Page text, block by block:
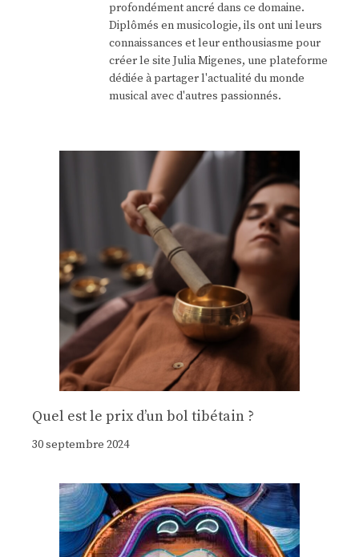
profondément ancré dans ce domaine.
Diplômés en musicologie, ils ont uni leurs
connaissances et leur enthousiasme pour
créer le site Julia Migenes, une plateforme
dédiée à partager l'actualité du monde
musical avec d'autres passionnés.
Quel est le prix d’un bol tibétain ?
30 septembre 2024